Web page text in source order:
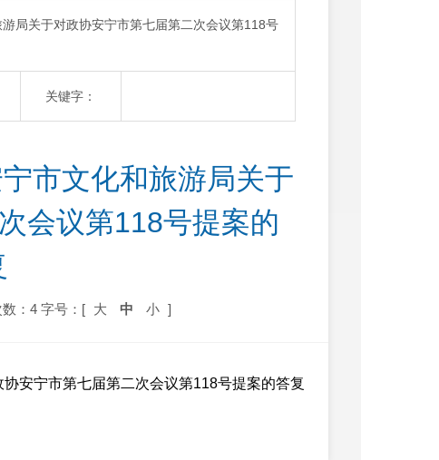
局关于对政协安宁市第七届第二次会议第118号
关键字：
市文化和旅游局关于
会议第118号提案的
：4 字号：[ 大 中 小 ]
安宁市第七届第二次会议第118号提案的答复